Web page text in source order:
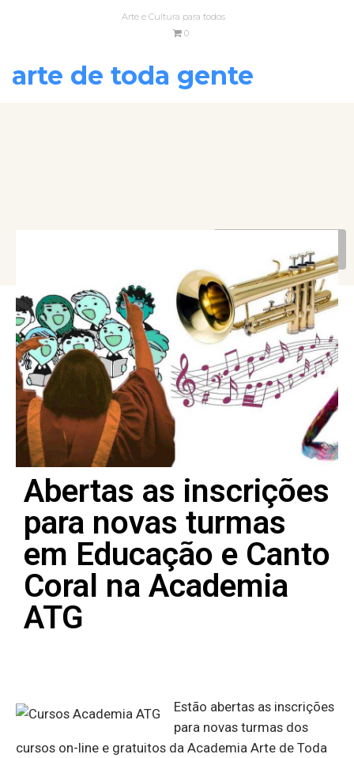
Arte e Cultura para todos
0
arte de toda gente
VOLTAR
Abertas as inscrições
para novas turmas
em Educação e Canto
Coral na Academia
ATG
Estão abertas as inscrições
para novas turmas dos
cursos on-line e gratuitos da Academia Arte de Toda